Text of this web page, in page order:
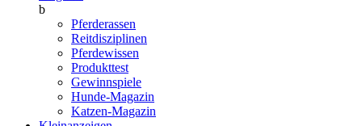
b
Pferderassen
Reitdisziplinen
Pferdewissen
Produkttest
Gewinnspiele
Hunde-Magazin
Katzen-Magazin